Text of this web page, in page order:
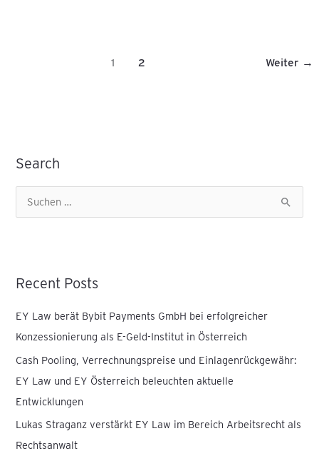
1 2 Weiter →
Search
e
Recent Posts
EY Law berät Bybit Payments GmbH bei erfolgreicher
Konzessionierung als E-Geld-Institut in Österreich
Cash Pooling, Verrechnungspreise und Einlagenrückgewähr:
EY Law und EY Österreich beleuchten aktuelle
Entwicklungen
Lukas Straganz verstärkt EY Law im Bereich Arbeitsrecht als
Rechtsanwalt